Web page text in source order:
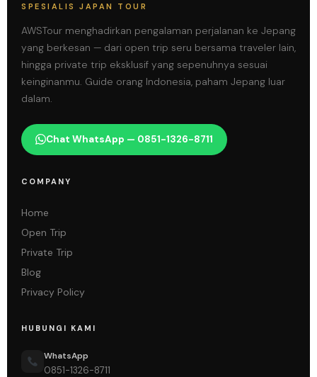
SPESIALIS JAPAN TOUR
AWSTour menghadirkan pengalaman perjalanan ke Jepang
yang berkesan — dari open trip seru bersama traveler lain,
hingga private trip eksklusif yang sepenuhnya sesuai
keinginanmu. Guide orang Indonesia, paham Jepang luar
dalam.
Chat WhatsApp — 0851-1326-8711
COMPANY
Home
Open Trip
Private Trip
Blog
Privacy Policy
HUBUNGI KAMI
WhatsApp
0851-1326-8711